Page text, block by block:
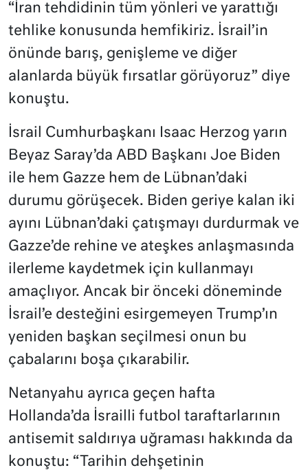
“İran tehdidinin tüm yönleri ve yarattığı
tehlike konusunda hemfikiriz. İsrail’in
önünde barış, genişleme ve diğer
alanlarda büyük fırsatlar görüyoruz” diye
konuştu.
İsrail Cumhurbaşkanı Isaac Herzog yarın
Beyaz Saray’da ABD Başkanı Joe Biden
ile hem Gazze hem de Lübnan’daki
durumu görüşecek. Biden geriye kalan iki
ayını Lübnan’daki çatışmayı durdurmak ve
Gazze’de rehine ve ateşkes anlaşmasında
ilerleme kaydetmek için kullanmayı
amaçlıyor. Ancak bir önceki döneminde
İsrail’e desteğini esirgemeyen Trump’ın
yeniden başkan seçilmesi onun bu
çabalarını boşa çıkarabilir.
Netanyahu ayrıca geçen hafta
Hollanda’da İsrailli futbol taraftarlarının
antisemit saldırıya uğraması hakkında da
konuştu: “Tarihin dehşetinin